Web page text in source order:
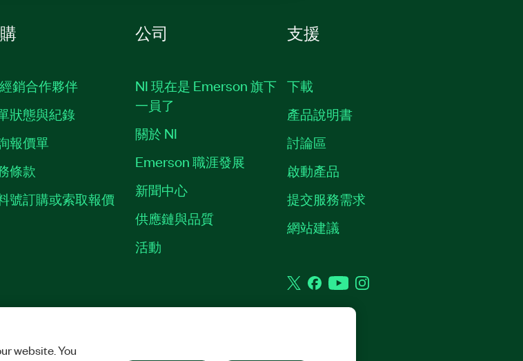
銷合作夥伴
狀態與紀錄
報價單
條款
號訂購或索取報價
公司
NI 現在是 Emerson 旗下
一員了
關於 NI
Emerson 職涯發展
新聞中心
供應鏈與品質
活動
支援
下載
產品說明書
討論區
啟動產品
提交服務需求
網站建議
TwitterFacebook
YouTubeInstagram
website. You